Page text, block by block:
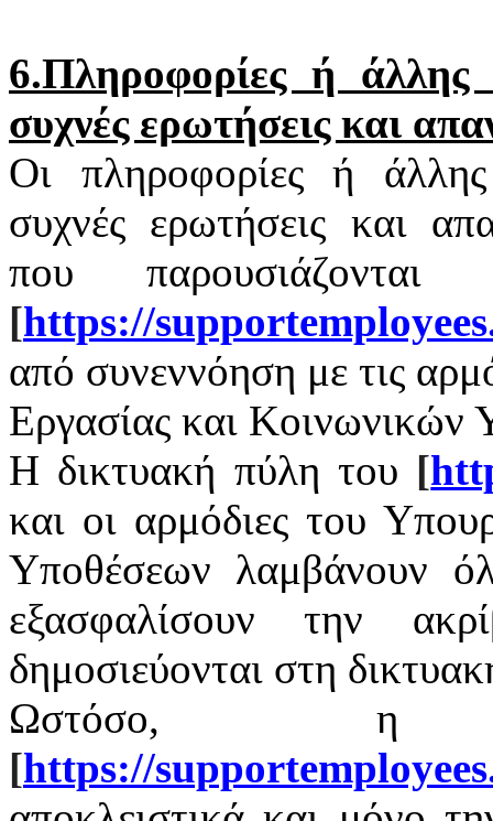
6.Πληροφορίες ή άλλης
συχνές ερωτήσεις και
Οι πληροφορίες ή άλλης
συχνές ερωτήσεις και
που
[https://supportemployees
από συνεννόηση με τις
Εργασίας και Κοινωνικών
Η δικτυακή πύλη του [
και οι αρμόδιες του
Υποθέσεων λαμβάνουν
εξασφαλίσουν την
δημοσιεύονται στη
Ωστόσο, η
[https://supportemployees